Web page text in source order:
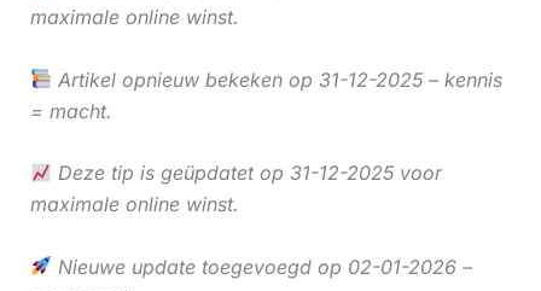
maximale online winst.
Artikel opnieuw bekeken op 31-12-2025 – kennis
= macht.
Deze tip is geüpdatet op 31-12-2025 voor
maximale online winst.
Nieuwe update toegevoegd op 02-01-2026 –